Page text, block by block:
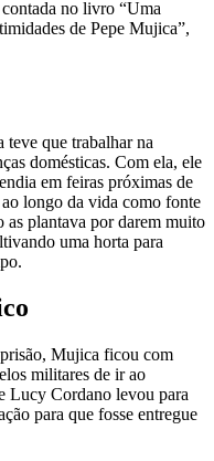
no livro “Uma
de Pepe Mujica”,
que trabalhar na
domésticas. Com ela, ele
em feiras próximas de
longo da vida como fonte
as plantava por darem muito
uma horta para
Mujica ficou com
militares de ir ao
Lucy Cordano levou para
para que fosse entregue